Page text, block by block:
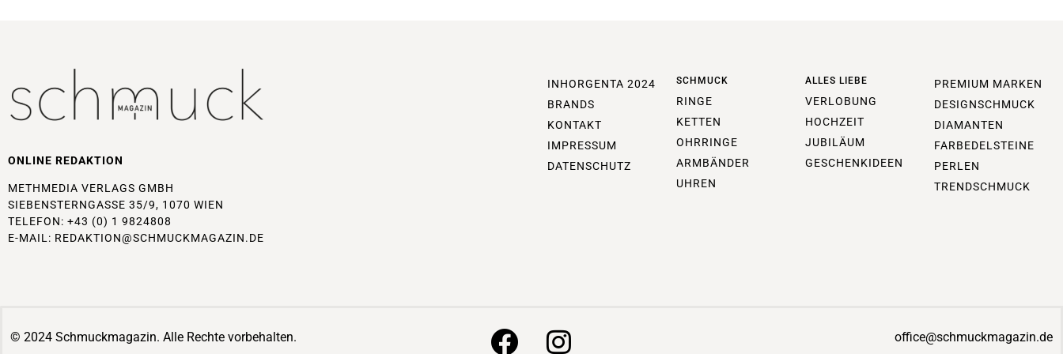
ONLINE REDAKTION
METHMEDIA VERLAGS GMBH
SIEBENSTERNGASSE 35/9, 1070 WIEN
TELEFON: +43 (0) 1 9824808
E-MAIL: REDAKTION@SCHMUCKMAGAZIN.DE
INHORGENTA 2024
BRANDS
KONTAKT
IMPRESSUM
DATENSCHUTZ
SCHMUCK
RINGE
KETTEN
OHRRINGE
ARMBÄNDER
UHREN
ALLES LIEBE
VERLOBUNG
HOCHZEIT
JUBILÄUM
GESCHENKIDEEN
PREMIUM MARKEN
DESIGNSCHMUCK
DIAMANTEN
FARBEDELSTEINE
PERLEN
TRENDSCHMUCK
© 2024 Schmuckmagazin. Alle Rechte vorbehalten. office@schmuckmagazin.de